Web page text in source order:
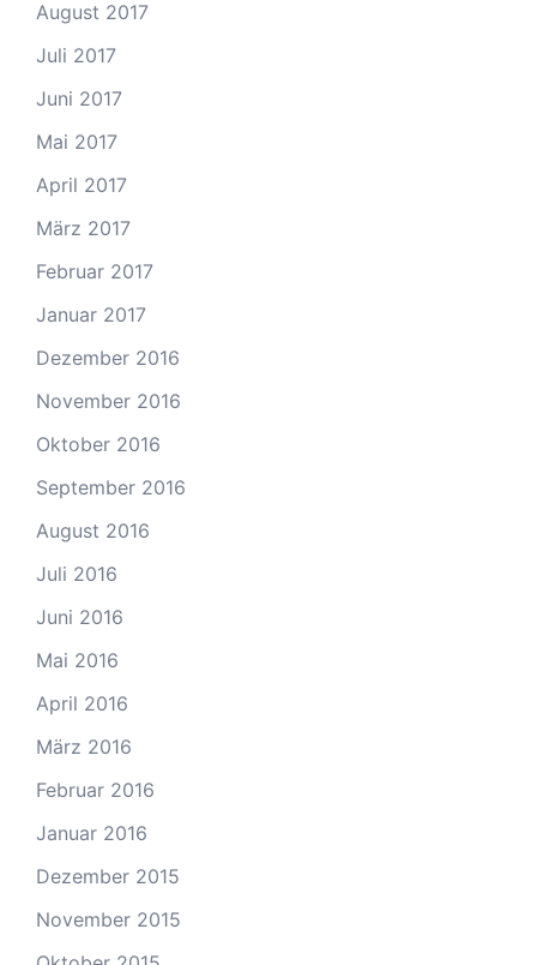
August 2017
Juli 2017
Juni 2017
Mai 2017
April 2017
März 2017
Februar 2017
Januar 2017
Dezember 2016
November 2016
Oktober 2016
September 2016
August 2016
Juli 2016
Juni 2016
Mai 2016
April 2016
März 2016
Februar 2016
Januar 2016
Dezember 2015
November 2015